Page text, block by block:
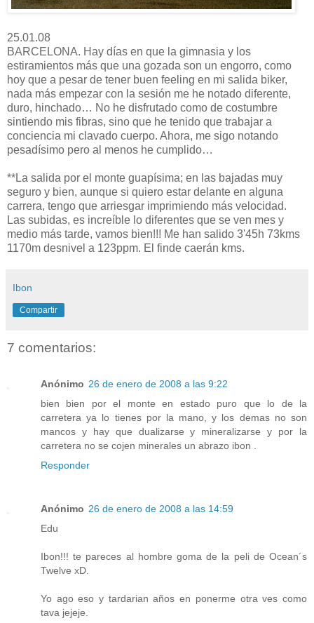
25.01.08
BARCELONA. Hay días en que la gimnasia y los
estiramientos más que una gozada son un engorro, como
hoy que a pesar de tener buen feeling en mi salida biker,
nada más empezar con la sesión me he notado diferente,
duro, hinchado… No he disfrutado como de costumbre
sintiendo mis fibras, sino que he tenido que trabajar a
conciencia mi clavado cuerpo. Ahora, me sigo notando
pesadísimo pero al menos he cumplido…
**La salida por el monte guapísima; en las bajadas muy
seguro y bien, aunque si quiero estar delante en alguna
carrera, tengo que arriesgar imprimiendo más velocidad.
Las subidas, es increíble lo diferentes que se ven mes y
medio más tarde, vamos bien!!! Me han salido 3'45h 73kms
1170m desnivel a 123ppm. El finde caerán kms.
Ibon
Compartir
7 comentarios:
Anónimo 26 de enero de 2008 a las 9:22
bien bien por el monte en estado puro que lo de la
carretera ya lo tienes por la mano, y los demas no son
mancos y hay que dualizarse y mineralizarse y por la
carretera no se cojen minerales un abrazo ibon .
Responder
Anónimo 26 de enero de 2008 a las 14:59
Edu
Ibon!!! te pareces al hombre goma de la peli de Ocean´s
Twelve xD.
Yo ago eso y tardarian años en ponerme otra ves como
tava jejeje.